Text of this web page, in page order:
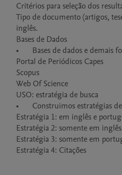
Critérios para seleção dos
Tipo de documento (artigos, teses, dissertações etc.)	Artigos; Área geográfica
inglês.
Bases de Dados
•	Bases de dados e demais fontes de informação que deseja utilizar em sua pesquisa.
Portal de Periódicos Capes
Scopus
Web Of Science
USO: estratégia de busca
•	Construimos estratégias de busca de formas variadas, de acordo com as características das bases de dados selecionadas.
Estratégia 1: em inglês e
Estratégia 2: somente em inglês
Estratégia 3: somente em
Estratégia 4: Citações